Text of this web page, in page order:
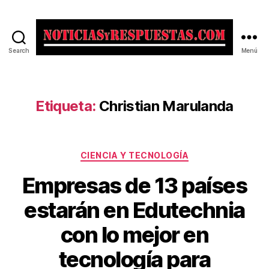
Search Menú
Etiqueta: Christian Marulanda
Categorías
CIENCIA Y TECNOLOGÍA
Empresas de 13 países
estarán en Edutechnia
con lo mejor en
tecnología para